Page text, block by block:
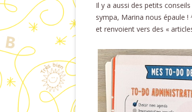
Il y a aussi des petits
sympa, Marina nous épaule
et renvoient vers des «